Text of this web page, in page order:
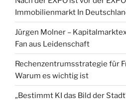
Immobilienmarkt In
Jürgen Molner –
Fan aus Leidenschaft
Rechenzentrumsstrategie für
Warum es wichtig ist
„Bestimmt KI das Bild der